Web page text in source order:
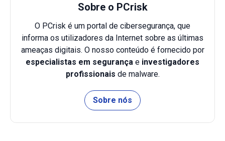
Sobre o PCrisk
O PCrisk é um portal de cibersegurança, que
informa os utilizadores da Internet sobre as últimas
ameaças digitais. O nosso conteúdo é fornecido por
especialistas em segurança e investigadores
profissionais de malware.
Sobre nós